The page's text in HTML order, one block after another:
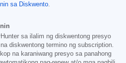
sa Diskwento.
sa ilalim ng diskwentong presyo
diskwentong termino ng subscription.
na karaniwang presyo sa panahong